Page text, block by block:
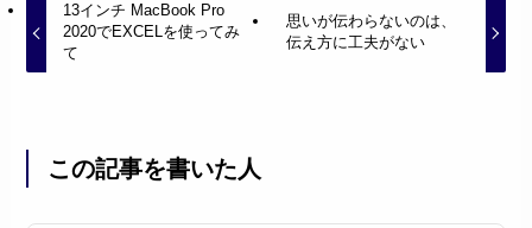
13インチ MacBook Pro
2020でEXCELを使ってみ
て
思いが伝わらないのは、
伝え方に工夫がない
この記事を書いた人